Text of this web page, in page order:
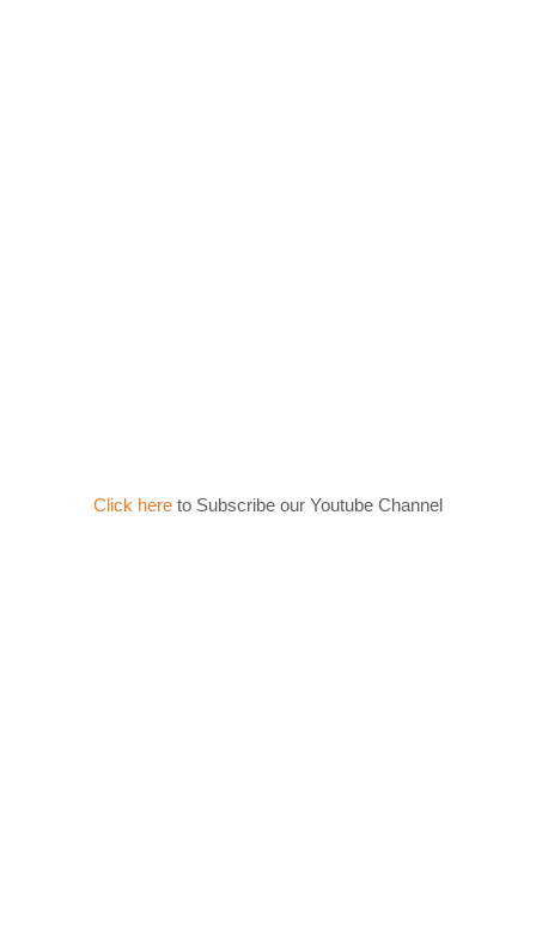
Click here to Subscribe our Youtube Channel